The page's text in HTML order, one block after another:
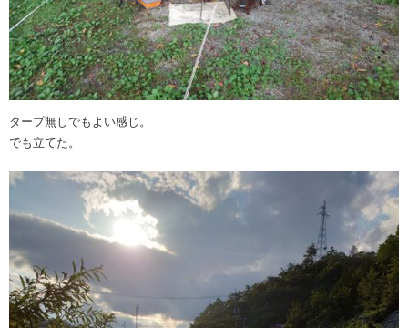
タープ無しでもよい感じ。
でも立てた。